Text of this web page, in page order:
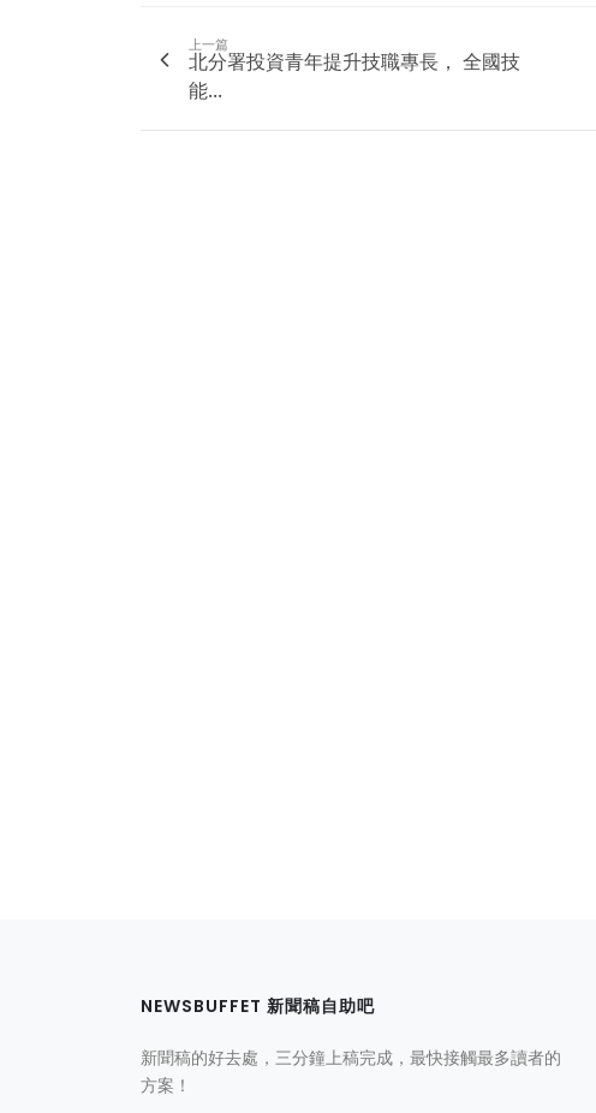
上一篇
北分署投資青年提升技職專長， 全國技
能...
NEWSBUFFET 新聞稿自助吧
新聞稿的好去處，三分鐘上稿完成，最快接觸最多讀者的
方案！